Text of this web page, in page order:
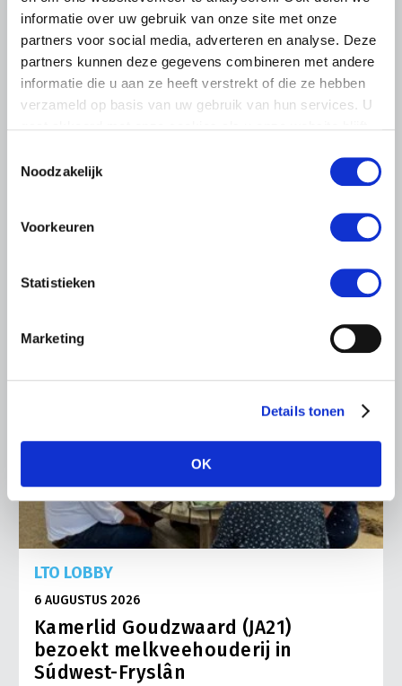
informatie over uw gebruik van onze site met onze
partners voor social media, adverteren en analyse. Deze
partners kunnen deze gegevens combineren met andere
informatie die u aan ze heeft verstrekt of die ze hebben
verzameld op basis van uw gebruik van hun services. U
Noodzakelijk
Voorkeuren
Statistieken
Marketing
Details tonen
OK
BELANGRIJKE INFORMATIE
6 AUGUSTUS 2026
LTO sluit aan bij demonstratie tegen
dreigende onteigening
leden op om op vrijdagochtend 14 augustus massaal naar
Lees meer
LTO LOBBY
6 AUGUSTUS 2026
Kamerlid Goudzwaard (JA21)
bezoekt melkveehouderij in
Súdwest-Fryslân